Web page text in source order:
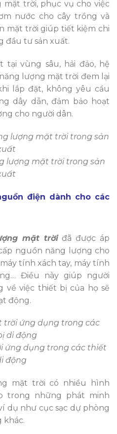
trời, phục vụ cho việc
nước cho cây trồng và
mặt trời giúp tiết kiệm chi
đầu tư sản xuất.
tại vùng sâu, hải đảo, hệ
lượng mặt trời đem lại
lắp đặt, không yêu cầu
dây dẫn, đảm bảo hoạt
cho người dân.
lượng mặt trời trong sản
điện dành cho các
mặt trờiđã được áp
nguồn năng lượng cho
tính xách tay, máy tính
Điều này giúp người
về việc thiết bị của họ sẽ
động.
ứng dụng trong các thiết
động
mặt trời có nhiều hình
trong những phát minh
dụ như cục sạc dự phòng
khác.